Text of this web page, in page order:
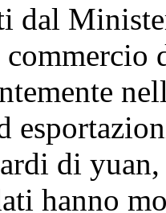
dal
di
hanno